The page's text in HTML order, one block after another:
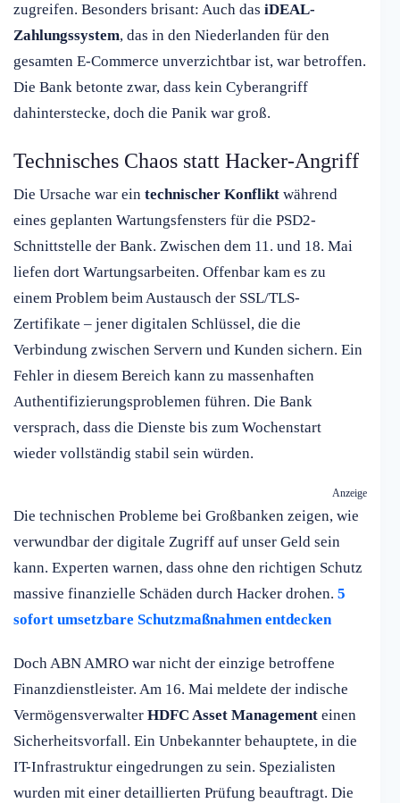
zugreifen. Besonders brisant: Auch das iDEAL-
Zahlungssystem, das in den Niederlanden für den
gesamten E-Commerce unverzichtbar ist, war betroffen.
Die Bank betonte zwar, dass kein Cyberangriff
dahinterstecke, doch die Panik war groß.
Technisches Chaos statt Hacker-Angriff
Die Ursache war ein technischer Konflikt während
eines geplanten Wartungsfensters für die PSD2-
Schnittstelle der Bank. Zwischen dem 11. und 18. Mai
liefen dort Wartungsarbeiten. Offenbar kam es zu
einem Problem beim Austausch der SSL/TLS-
Zertifikate – jener digitalen Schlüssel, die die
Verbindung zwischen Servern und Kunden sichern. Ein
Fehler in diesem Bereich kann zu massenhaften
Authentifizierungsproblemen führen. Die Bank
versprach, dass die Dienste bis zum Wochenstart
wieder vollständig stabil sein würden.
Anzeige
Die technischen Probleme bei Großbanken zeigen, wie
verwundbar der digitale Zugriff auf unser Geld sein
kann. Experten warnen, dass ohne den richtigen Schutz
massive finanzielle Schäden durch Hacker drohen. 5
sofort umsetzbare Schutzmaßnahmen entdecken
Doch ABN AMRO war nicht der einzige betroffene
Finanzdienstleister. Am 16. Mai meldete der indische
Vermögensverwalter HDFC Asset Management einen
Sicherheitsvorfall. Ein Unbekannter behauptete, in die
IT-Infrastruktur eingedrungen zu sein. Spezialisten
wurden mit einer detaillierten Prüfung beauftragt. Die